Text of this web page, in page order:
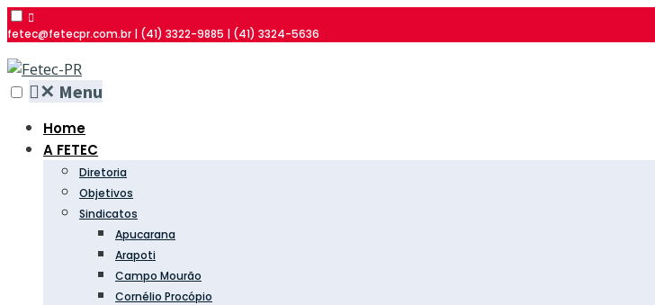
fetec@fetecpr.com.br | (41) 3322-9885 | (41) 3324-5636
✕ Menu
Home
A FETEC
Diretoria
Objetivos
Sindicatos
Apucarana
Arapoti
Campo Mourão
Cornélio Procópio